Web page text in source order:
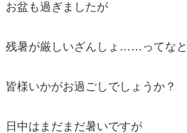
お盆も過ぎましたが
残暑が厳しいざんしょ…… ってな
皆様いかがお過ごしでしょうか？
日中はまだまだ暑いですが